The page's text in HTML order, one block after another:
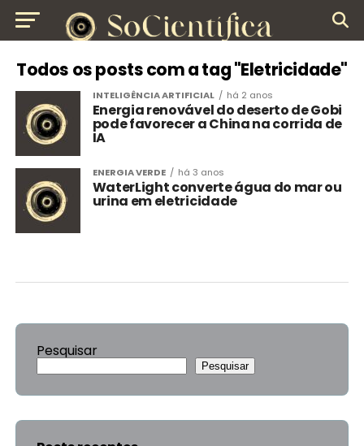
Todos os posts com a tag "Eletricidade"
INTELIGÊNCIA ARTIFICIAL há 2 anos
Energia renovável do deserto de Gobi
pode favorecer a China na corrida de
IA
ENERGIA VERDE há 3 anos
WaterLight converte água do mar ou
urina em eletricidade
Pesquisar
Pesquisar